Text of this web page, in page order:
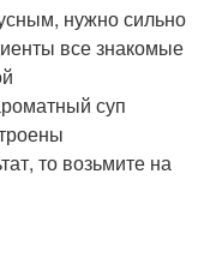
нужно сильно
все знакомые
суп
то возьмите на